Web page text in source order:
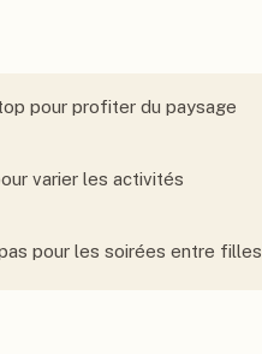
pour profiter du paysage
varier les activités
pour les soirées entre filles